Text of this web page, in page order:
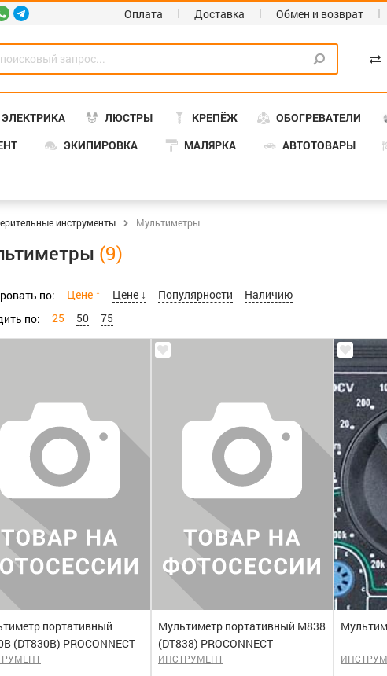
Оплата Доставка Обмен и возврат
ЭЛЕКТРИКА ЛЮСТРЫ КРЕПЁЖ ОБОГРЕВАТЕЛИ
ЭКИПИРОВКА МАЛЯРКА АВТОТОВАРЫ
инструменты Мультиметры
по: Цене ↑ Цене ↓ Популярности
Наличию
по:
25 50 75
портативный
(DT830B) PROCONNECT
Мультиметр портативный М838
(DT838) PROCONNECT
ИНСТРУМЕНТ